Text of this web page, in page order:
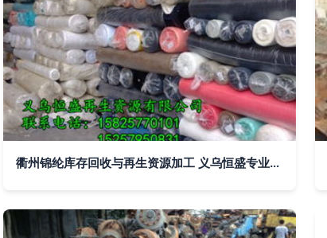
衢州锦纶库存回收与再生资源加工 义乌恒盛专业收购的价值重塑